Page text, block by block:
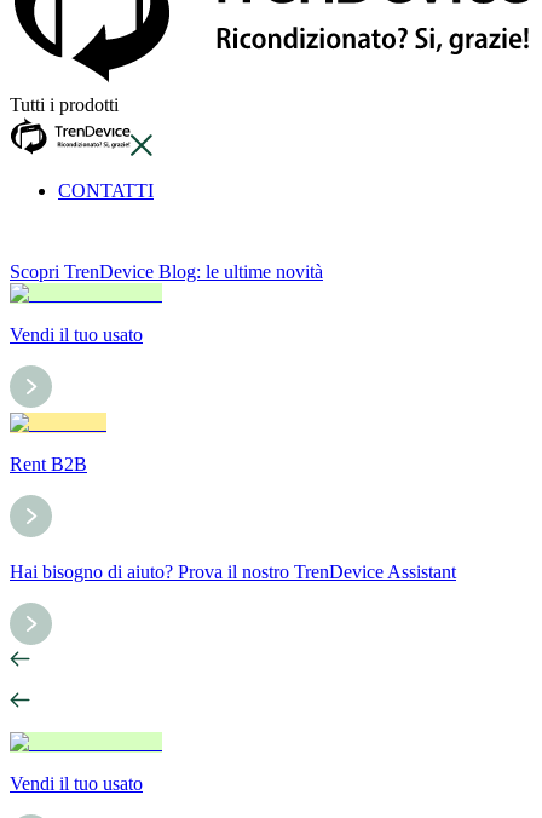
Tutti i prodotti
CONTATTI
Scopri TrenDevice Blog: le ultime novità
Vendi il tuo usato
Rent B2B
Hai bisogno di aiuto? Prova il nostro TrenDevice Assistant
Vendi il tuo usato